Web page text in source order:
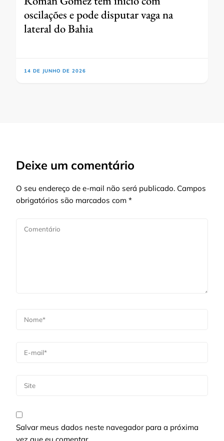
oscilações e pode disputar vaga na
lateral do Bahia
14 DE JUNHO DE 2026
Deixe um comentário
O seu endereço de e-mail não será publicado. Campos
obrigatórios são marcados com *
Salvar meus dados neste navegador para a próxima
vez que eu comentar.